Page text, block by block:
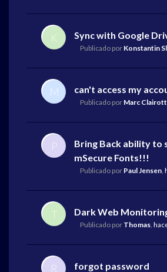
K Sync with Google
Publicado por Konstantin
M can't access my
Publicado por Marc
P
Bring Back ability to
mSecure Fonts!!!
Publicado por Paul Jensen,
T Dark Web
Publicado por Thomas,
R forgot password